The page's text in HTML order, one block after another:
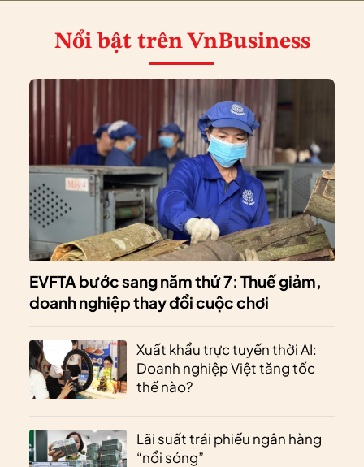
Nổi bật trên VnBusiness
EVFTA bước sang năm thứ 7: Thuế giảm,
doanh nghiệp thay đổi cuộc chơi
Xuất khẩu trực tuyến thời AI:
Doanh nghiệp Việt tăng tốc
thế nào?
Lãi suất trái phiếu ngân hàng
“nổi sóng”